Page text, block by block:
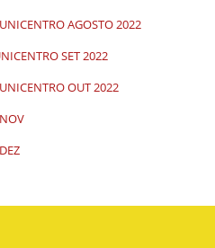
AGOSTO 2022
SET 2022
OUT 2022